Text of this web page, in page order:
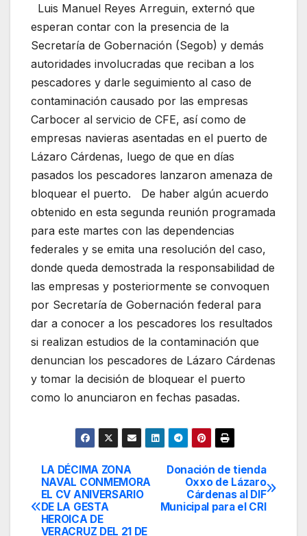
Luis Manuel Reyes Arreguin, externó que
esperan contar con la presencia de la
Secretaría de Gobernación (Segob) y demás
autoridades involucradas que reciban a los
pescadores y darle seguimiento al caso de
contaminación causado por las empresas
Carbocer al servicio de CFE, así como de
empresas navieras asentadas en el puerto de
Lázaro Cárdenas, luego de que en días
pasados los pescadores lanzaron amenaza de
bloquear el puerto. De haber algún acuerdo
obtenido en esta segunda reunión programada
para este martes con las dependencias
federales y se emita una resolución del caso,
donde queda demostrada la responsabilidad de
las empresas y posteriormente se convoquen
por Secretaría de Gobernación federal para
dar a conocer a los pescadores los resultados
si realizan estudios de la contaminación que
denuncian los pescadores de Lázaro Cárdenas
y tomar la decisión de bloquear el puerto
como lo anunciaron en fechas pasadas.
Navegación
de
Donación de tienda
Oxxo de Lázaro
Cárdenas al DIF
Municipal para el CRI
LA DÉCIMA ZONA
NAVAL CONMEMORA
EL CV ANIVERSARIO
DE LA GESTA
HEROICA DE
VERACRUZ DEL 21 DE